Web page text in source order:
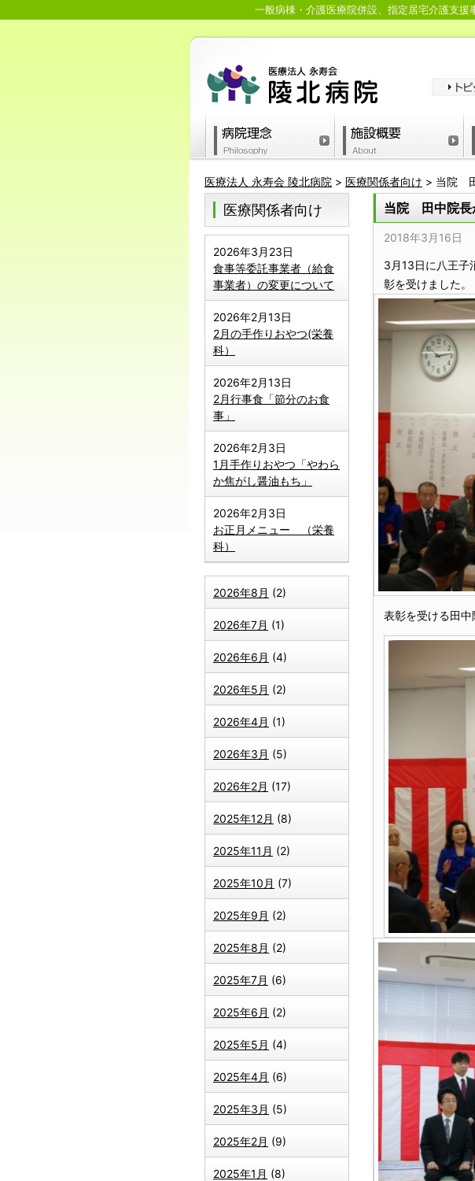
一般病棟・介護医療院併設、指定居宅介護支
医療法人 永寿会 陵北病院 > 医療関係者向け > 当院
医療関係者向け
2026年3月23日
食事等委託事業者（給食
事業者）の変更について
2026年2月13日
2月の手作りおやつ(栄養
科）
2026年2月13日
2月行事食「節分のお食
事」
2026年2月3日
1月手作りおやつ「やわら
か焦がし醤油もち」
2026年2月3日
お正月メニュー （栄養
科）
2026年8月 (2)
2026年7月 (1)
2026年6月 (4)
2026年5月 (2)
2026年4月 (1)
2026年3月 (5)
2026年2月 (17)
2025年12月 (8)
2025年11月 (2)
2025年10月 (7)
2025年9月 (2)
2025年8月 (2)
2025年7月 (6)
2025年6月 (2)
2025年5月 (4)
2025年4月 (6)
2025年3月 (5)
2025年2月 (9)
2025年1月 (8)
当院 田中院長
2018年3月16日
3月13日に八王子
彰を受けました。
表彰を受ける田中